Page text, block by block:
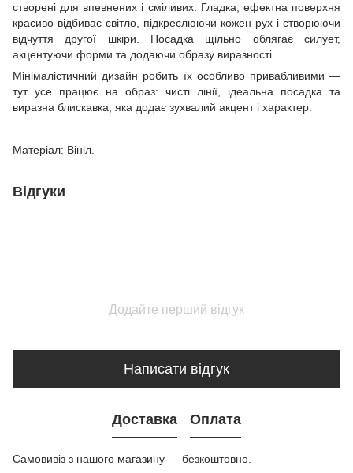
створені для впевнених і сміливих. Гладка, ефектна поверхня
красиво відбиває світло, підкреслюючи кожен рух і створюючи
відчуття другої шкіри. Посадка щільно облягає силует,
акцентуючи форми та додаючи образу виразності.
Мінімалістичний дизайн робить їх особливо привабливими —
тут усе працює на образ: чисті лінії, ідеальна посадка та
виразна блискавка, яка додає зухвалий акцент і характер.
Матеріал: Вініл.
Відгуки
Додайте перший відгук
Написати відгук
Доставка Оплата
Самовивіз з нашого магазину — безкоштовно.